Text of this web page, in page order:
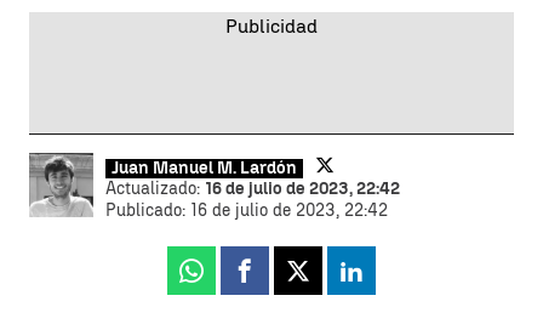
Juan Manuel M. Lardón
Actualizado: 16 de julio de 2023, 22:42
Publicado: 16 de julio de 2023, 22:42
Whatsapp
Facebook
X Linkedin